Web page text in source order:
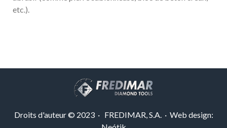
etc.).
Droits d'auteur © 2023 · FREDIMAR, S.A. · Web design: